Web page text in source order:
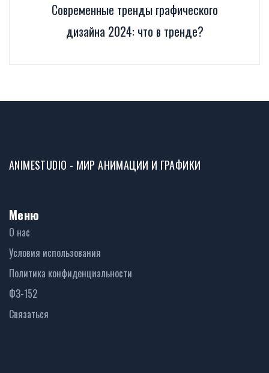
Современные тренды графического
дизайна 2024: что в тренде?
ANIMESTUDIO - МИР АНИМАЦИИ И ГРАФИКИ
Меню
О нас
Условия использования
Политика конфиденциальности
ФЗ-152
Связаться